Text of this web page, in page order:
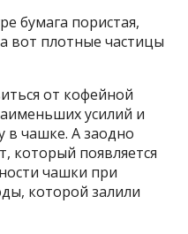
бумага пористая,
вот плотные частицы
от кофейной
усилий и
в чашке. А заодно
который появляется
чашки при
которой залили